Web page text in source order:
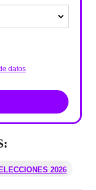
datos
ELECCIONES 2026